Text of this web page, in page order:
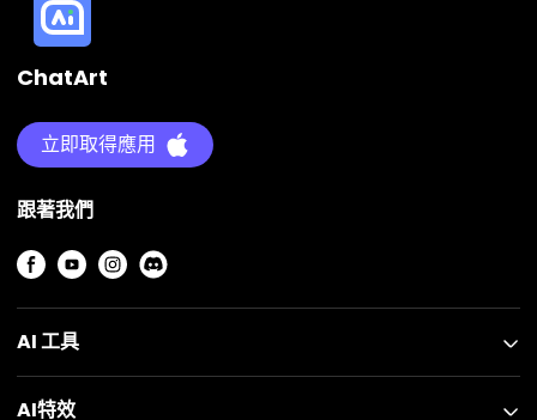
ChatArt
立即取得應用
跟著我們
AI 工具
AI特效